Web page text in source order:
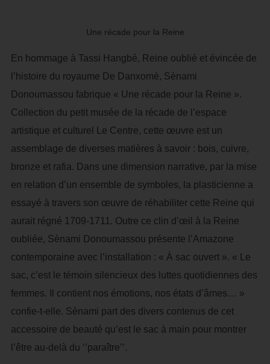
Une récade pour la Reine
En hommage à Tassi Hangbé, Reine oublié et évincée de
l’histoire du royaume De Danxomè, Sènami
Donoumassou fabrique « Une récade pour la Reine ».
Collection du petit musée de la récade de l’espace
artistique et culturel Le Centre, cette œuvre est un
assemblage de diverses matières à savoir : bois, cuivre,
bronze et rafia. Dans une dimension narrative, par la mise
en relation d’un ensemble de symboles, la plasticienne a
essayé à travers son œuvre de réhabiliter cette Reine qui
aurait régné 1709-1711. Outre ce clin d’œil à la Reine
oubliée, Sènami Donoumassou présente l’Amazone
contemporaine avec l’installation : « À sac ouvert ». « Le
sac, c’est le témoin silencieux des luttes quotidiennes des
femmes. Il contient nos émotions, nos états d’âmes… »
confie-t-elle. Sènami part des divers contenus de cet
accessoire de beauté qu’est le sac à main pour montrer
l’être au-delà du ‘’paraître’’.